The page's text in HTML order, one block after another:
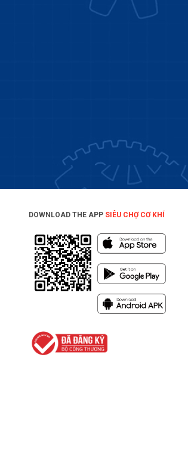
DOWNLOAD THE APP SIÊU CHỢ CƠ KHÍ